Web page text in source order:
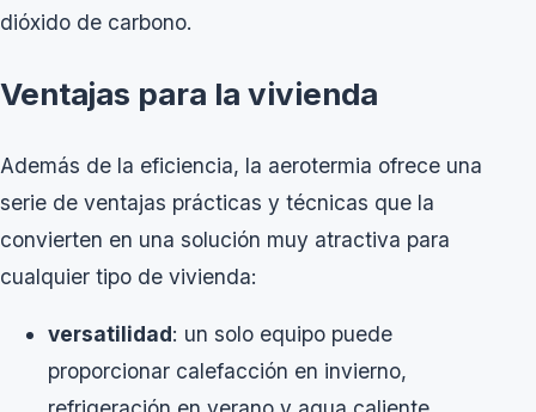
dióxido de carbono.
Ventajas para la vivienda
Además de la eficiencia, la aerotermia ofrece una
serie de ventajas prácticas y técnicas que la
convierten en una solución muy atractiva para
cualquier tipo de vivienda:
versatilidad: un solo equipo puede
proporcionar calefacción en invierno,